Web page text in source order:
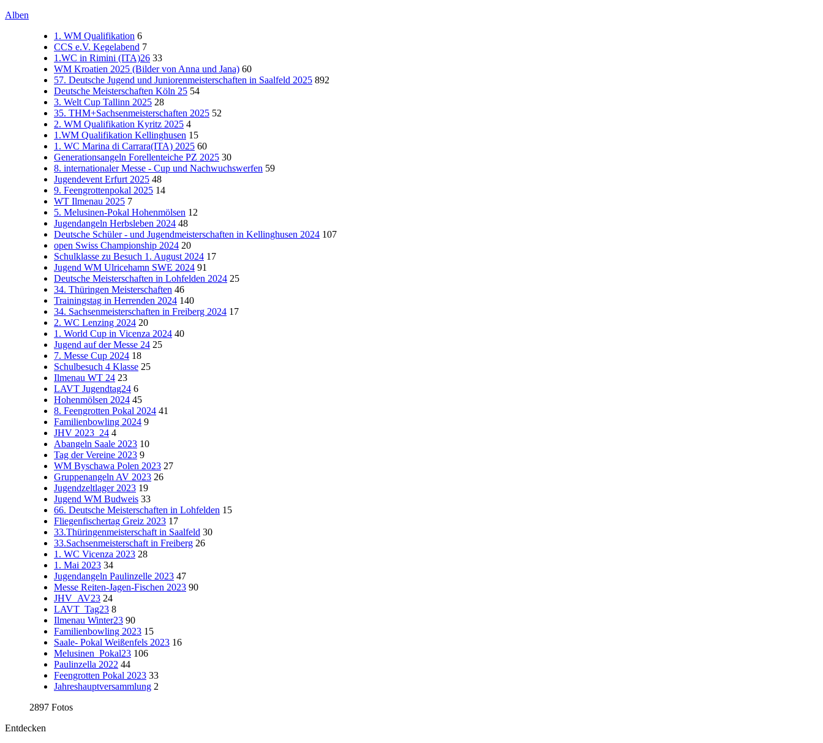
Alben
1. WM Qualifikation 6
CCS e.V. Kegelabend 7
1.WC in Rimini (ITA)26 33
WM Kroatien 2025 (Bilder von Anna und Jana) 60
57. Deutsche Jugend und Juniorenmeisterschaften in Saalfeld 2025 892
Deutsche Meisterschaften Köln 25 54
3. Welt Cup Tallinn 2025 28
35. THM+Sachsenmeisterschaften 2025 52
2. WM Qualifikation Kyritz 2025 4
1.WM Qualifikation Kellinghusen 15
1. WC Marina di Carrara(ITA) 2025 60
Generationsangeln Forellenteiche PZ 2025 30
8. internationaler Messe - Cup und Nachwuchswerfen 59
Jugendevent Erfurt 2025 48
9. Feengrottenpokal 2025 14
WT Ilmenau 2025 7
5. Melusinen-Pokal Hohenmölsen 12
Jugendangeln Herbsleben 2024 48
Deutsche Schüler - und Jugendmeisterschaften in Kellinghusen 2024 107
open Swiss Championship 2024 20
Schulklasse zu Besuch 1. August 2024 17
Jugend WM Ulricehamn SWE 2024 91
Deutsche Meisterschaften in Lohfelden 2024 25
34. Thüringen Meisterschaften 46
Trainingstag in Herrenden 2024 140
34. Sachsenmeisterschaften in Freiberg 2024 17
2. WC Lenzing 2024 20
1. World Cup in Vicenza 2024 40
Jugend auf der Messe 24 25
7. Messe Cup 2024 18
Schulbesuch 4 Klasse 25
Ilmenau WT 24 23
LAVT Jugendtag24 6
Hohenmölsen 2024 45
8. Feengrotten Pokal 2024 41
Familienbowling 2024 9
JHV 2023_24 4
Abangeln Saale 2023 10
Tag der Vereine 2023 9
WM Byschawa Polen 2023 27
Gruppenangeln AV 2023 26
Jugendzeltlager 2023 19
Jugend WM Budweis 33
66. Deutsche Meisterschaften in Lohfelden 15
Fliegenfischertag Greiz 2023 17
33.Thüringenmeisterschaft in Saalfeld 30
33.Sachsenmeisterschaft in Freiberg 26
1. WC Vicenza 2023 28
1. Mai 2023 34
Jugendangeln Paulinzelle 2023 47
Messe Reiten-Jagen-Fischen 2023 90
JHV_AV23 24
LAVT_Tag23 8
Ilmenau Winter23 90
Familienbowling 2023 15
Saale- Pokal Weißenfels 2023 16
Melusinen_Pokal23 106
Paulinzella 2022 44
Feengrotten Pokal 2023 33
Jahreshauptversammlung 2
2897 Fotos
Entdecken